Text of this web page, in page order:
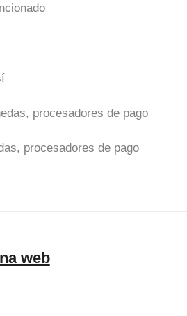
procesadores de pago
procesadores de pago
web